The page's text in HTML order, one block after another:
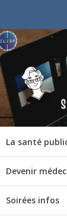
La santé
Devenir
Soirées infos